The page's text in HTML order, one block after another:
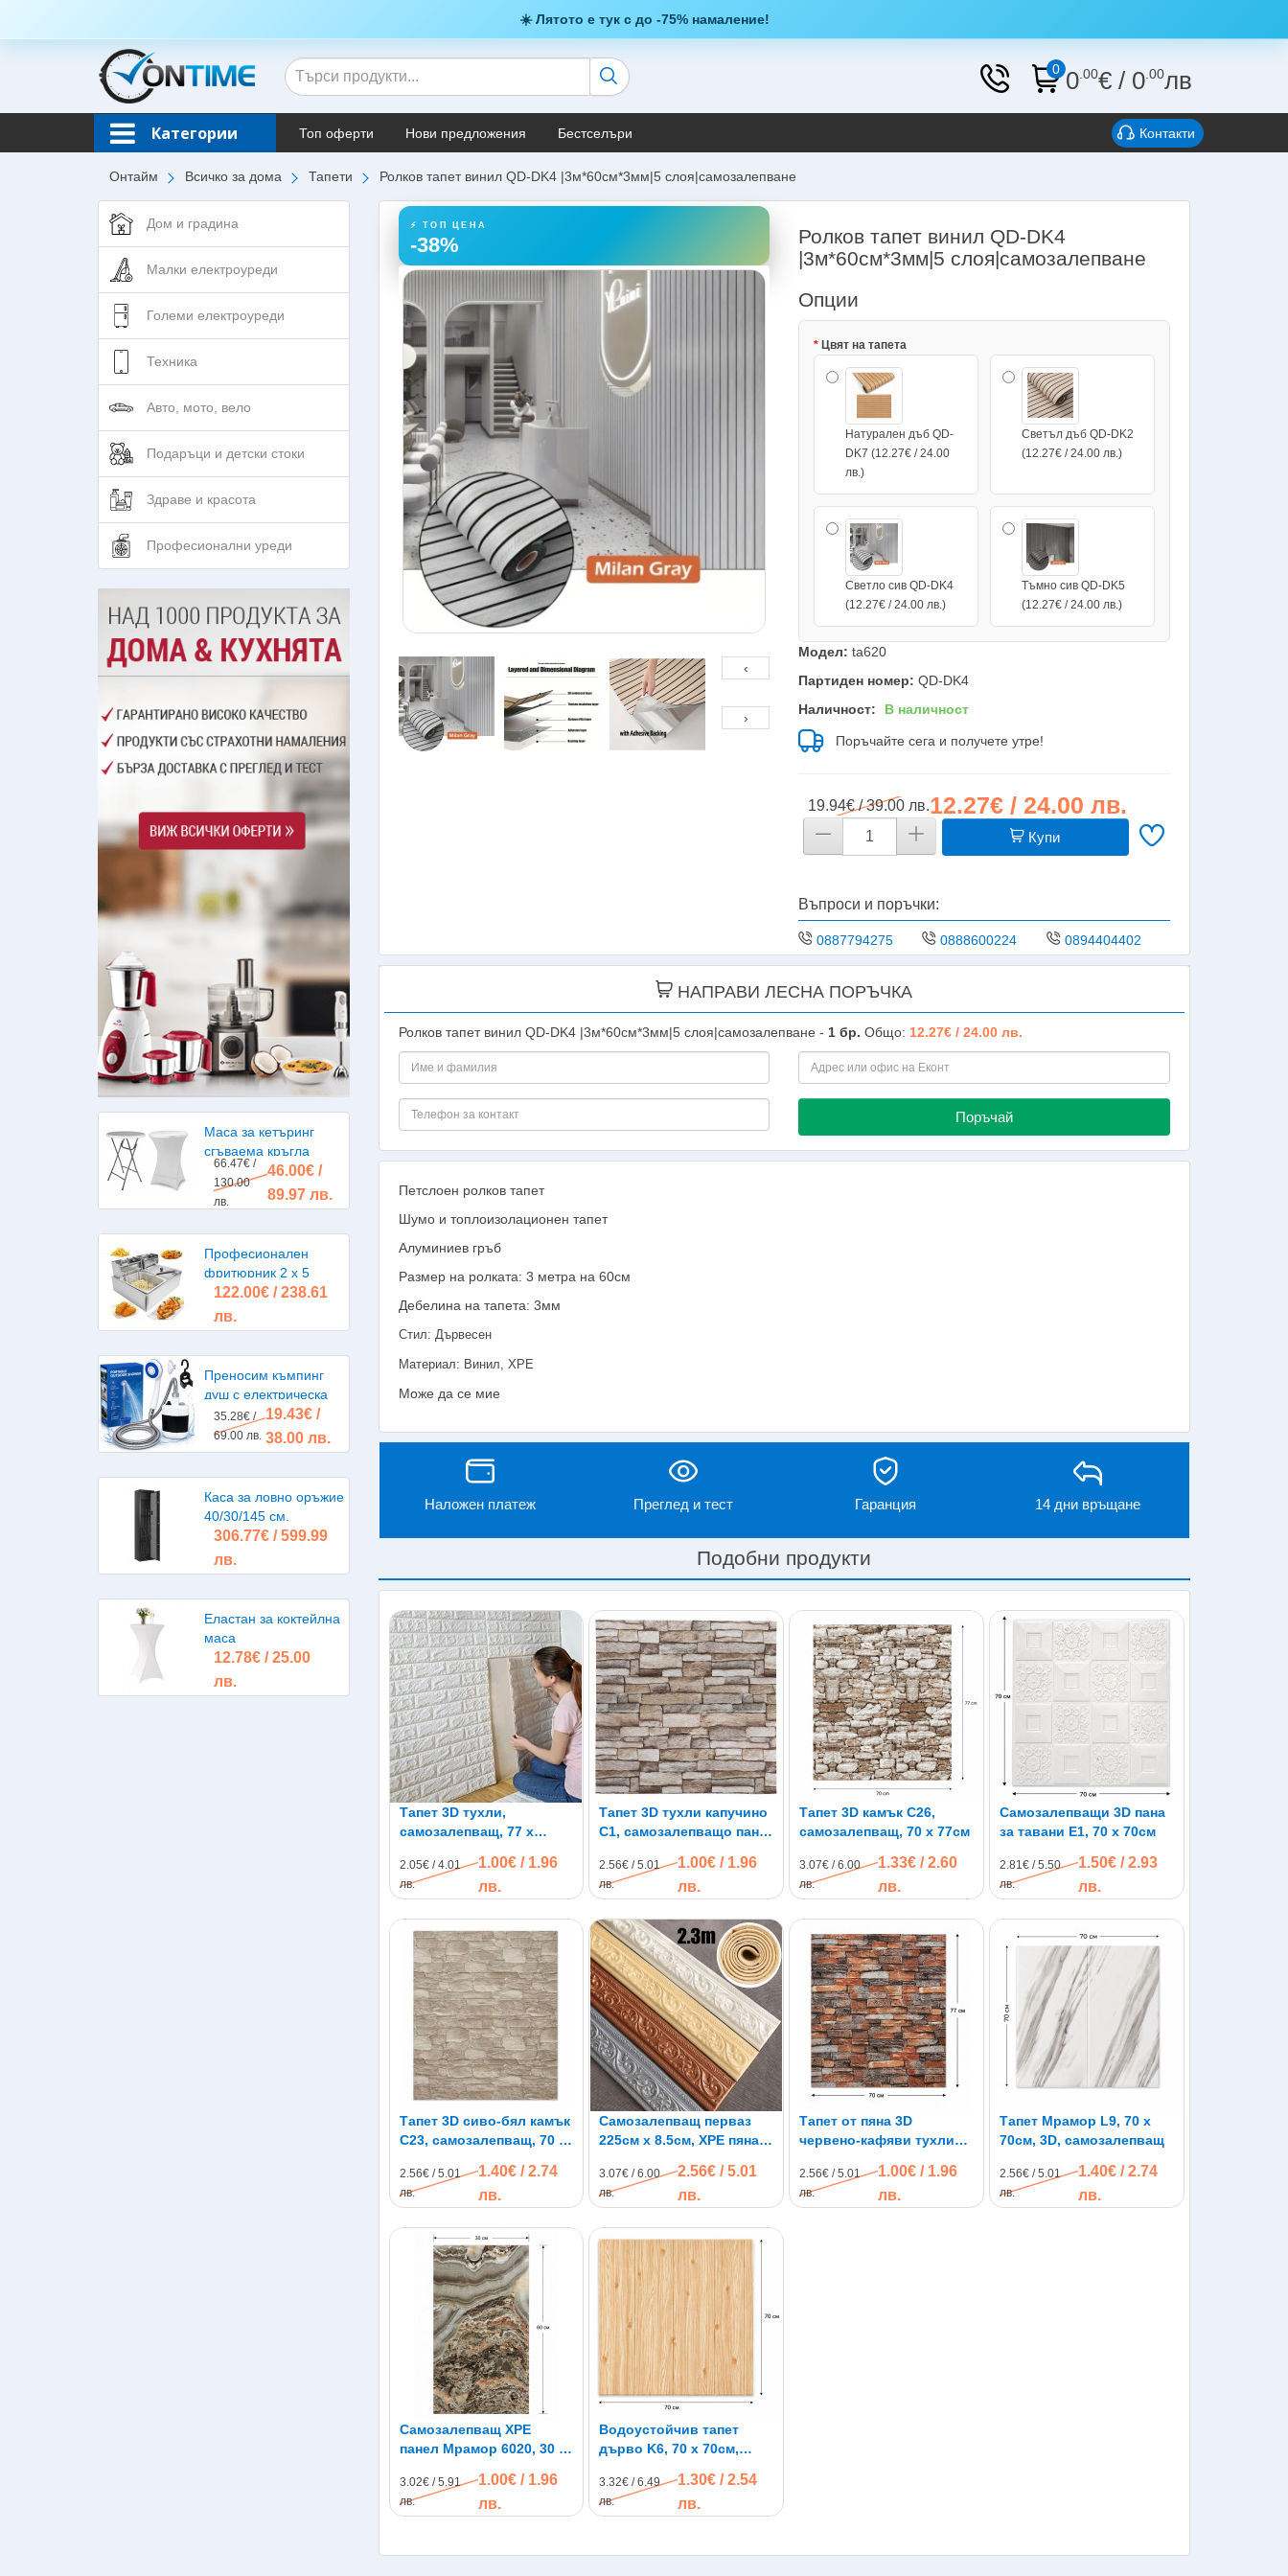
☀️ Лятото е тук с до -75% намаление!
0 0.00€ / 0.00лв
Категории Топ оферти Нови предложения Бестселъри Контакти
Онтайм Всичко за дома Тапети Ролков тапет винил QD-DK4 |3м*60см*3мм|5 слоя|самозалепване
Дом и градина
Малки електроуреди
Големи електроуреди
Техника
Авто, мото, вело
Подаръци и детски стоки
Здраве и красота
Професионални уреди
Маса за кетъринг
сгъваема кръгла
диаметър 80см.
66.47€ /
130.00
лв.
46.00€ /
89.97 лв.
Професионален
фритюрник 2 х 5
литра 2х2500W
122.00€ / 238.61
лв.
Преносим къмпинг
душ с електрическа
помпа, акумулаторна
батерия
35.28€ /
69.00 лв.
19.43€ /
38.00 лв.
Каса за ловно оръжие
40/30/145 см.
306.77€ / 599.99
лв.
Еластан за коктейлна
маса
12.78€ / 25.00
лв.
⚡ ТОП ЦЕНА
-38%
‹
›
Ролков тапет винил QD-DK4
|3м*60см*3мм|5 слоя|самозалепване
Опции
Цвят на тапета
Натурален дъб QD-
DK7 (12.27€ / 24.00
лв.)
Светъл дъб QD-DK2
(12.27€ / 24.00 лв.)
Светло сив QD-DK4
(12.27€ / 24.00 лв.)
Тъмно сив QD-DK5
(12.27€ / 24.00 лв.)
Модел: ta620
Партиден номер: QD-DK4
Наличност:
В наличност
Поръчайте сега и получете утре!
19.94€ / 39.00 лв.12.27€ / 24.00 лв.
Купи
Въпроси и поръчки:
0887794275 0888600224 0894404402
НАПРАВИ ЛЕСНА ПОРЪЧКА
Ролков тапет винил QD-DK4 |3м*60см*3мм|5 слоя|самозалепване - 1бр. Общо: 12.27€ / 24.00 лв.
Поръчай
Петслоен ролков тапет
Шумо и топлоизолационен тапет
Алуминиев гръб
Размер на ролката: 3 метра на 60см
Дебелина на тапета: 3мм
Стил: Дървесен
Материал: Винил, XPE
Може да се мие
Наложен платеж Преглед и тест Гаранция 14 дни връщане
Подобни продукти
Тапет 3D тухли,
самозалепващ, 77 х
2.05€ / 4.01
лв.
1.00€ / 1.96
лв.
Тапет 3D тухли капучино
C1, самозалепващo пано,
2.56€ / 5.01
лв.
1.00€ / 1.96
лв.
Тапет 3D камък C26,
самозалепващ, 70 х 77см
3.07€ / 6.00
лв.
1.33€ / 2.60
лв.
Самозалепващи 3D пана
за тавани E1, 70 х 70см
2.81€ / 5.50
лв.
1.50€ / 2.93
лв.
Тапет 3D сиво-бял камък
C23, самозалепващ, 70 х
2.56€ / 5.01
лв.
1.40€ / 2.74
лв.
Самозалепващ перваз
225см х 8.5см, XPE пяна,
3.07€ / 6.00
лв.
2.56€ / 5.01
лв.
Тапет от пяна 3D
червено-кафяви тухли
77см
2.56€ / 5.01
лв.
1.00€ / 1.96
лв.
Тапет Мрамор L9, 70 х
70см, 3D, самозалепващ
2.56€ / 5.01
лв.
1.40€ / 2.74
лв.
Самозалепващ XPE
панел Мрамор 6020, 30 х
3.02€ / 5.91
лв.
1.00€ / 1.96
лв.
Водоустойчив тапет
дърво K6, 70 х 70см,
3.32€ / 6.49
лв.
1.30€ / 2.54
лв.